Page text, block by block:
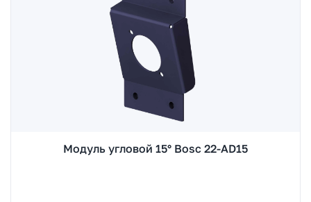
Модуль угловой 15° Bosc 22-AD15